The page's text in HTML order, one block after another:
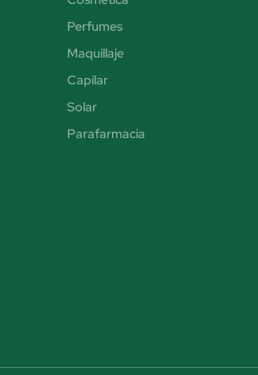
Perfumes
Maquillaje
Capilar
Solar
Parafarmacia